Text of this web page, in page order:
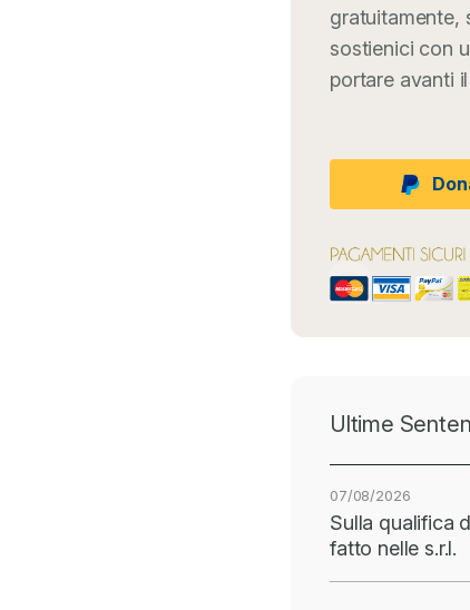
gratuitamente,
sostienici con
portare avanti
Ultime
07/08/2026
Sulla qualifica
fatto nelle s.r.l.